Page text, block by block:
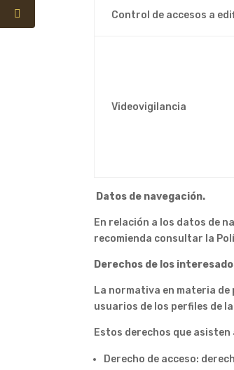
Control de accesos a
Videovigilancia
Datos de navegación.
En relación a los datos de
recomienda consultar la
Derechos de los
La normativa en materia
usuarios de los perfiles de
Estos derechos que
Derecho de acceso: